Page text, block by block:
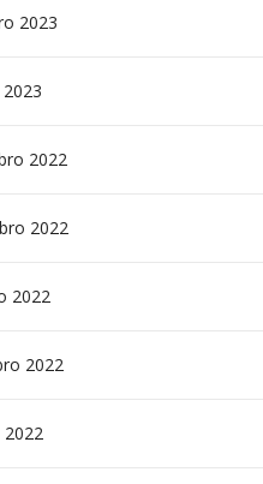
2023
2022
2022
2022
2022